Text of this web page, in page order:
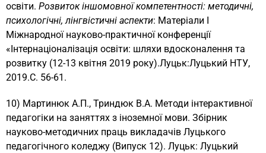
освіти. Розвиток іншомовної компетентності: методичні,
психологічні, лінгвістичні аспекти: Матеріали І
Міжнародної науково-практичної конференції
«Інтернаціоналізація освіти: шляхи вдосконалення та
розвитку (12-13 квітня 2019 року).Луцьк:Луцький НТУ,
2019.С. 56-61.
10) Мартинюк А.П., Триндюк В.А. Методи інтерактивної
педагогіки на заняттях з іноземної мови. Збірник
науково-методичних праць викладачів Луцького
педагогічного коледжу (Випуск 12). Луцьк: Луцький